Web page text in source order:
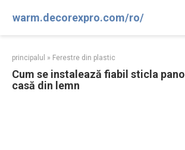
warm.decorexpro.com/ro/
principalul » Ferestre din plastic
Cum se instalează fiabil sticla
casă din lemn